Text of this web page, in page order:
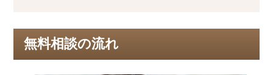
無料相談の流れ